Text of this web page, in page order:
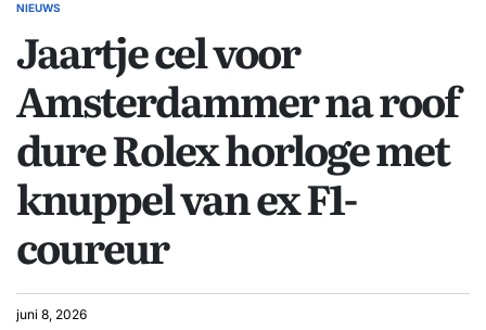
GEPLAATST
NIEUWS
Jaartje cel voor
Amsterdammer na roof
dure Rolex horloge met
knuppel van ex F1-
coureur
juni 8, 2026